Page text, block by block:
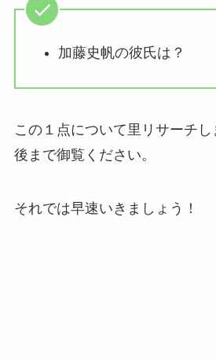
加藤史帆の彼氏は？
この１点について里リサーチ
後まで御覧ください。
それでは早速いきましょう！